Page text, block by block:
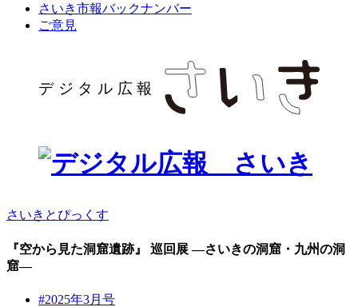
さいき市報バックナンバー
ご意見
さいきとぴっくす
『空から見た洞窟遺跡』 巡回展 ―さいきの洞窟・九州の洞
窟―
#2025年3月号